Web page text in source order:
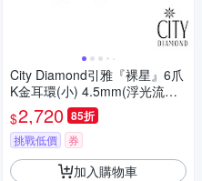
City Diamond引雅『裸星』6爪
K金耳環(小) 4.5mm(浮光流影
系列)
$2,720 85折
挑戰低價 券
加入購物車